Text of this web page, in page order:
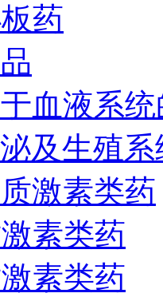
药
血液系
及生殖
激素类药
素类药
素类药